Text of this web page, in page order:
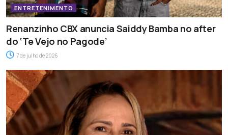
ENTRETENIMENTO
Renanzinho CBX anuncia Saiddy Bamba no after
do ‘Te Vejo no Pagode’
7 de julho de 2026